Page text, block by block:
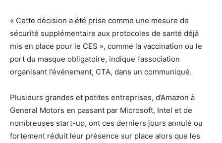
« Cette décision a été prise comme une mesure de
sécurité supplémentaire aux protocoles de santé déjà
mis en place pour le CES », comme la vaccination ou le
port du masque obligatoire, indique l’association
organisant l’événement, CTA, dans un communiqué.
Plusieurs grandes et petites entreprises, d’Amazon à
General Motors en passant par Microsoft, Intel et de
nombreuses start-up, ont ces derniers jours annulé ou
fortement réduit leur présence sur place alors que les